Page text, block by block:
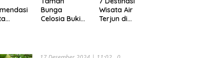
Pekan
Bunga
Celosia Bukit
untuk Liburan
Wisata Air
Terjun di
Panorama